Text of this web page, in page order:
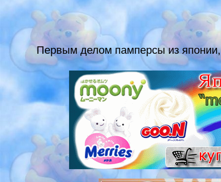
Первым делом памперсы из японии,